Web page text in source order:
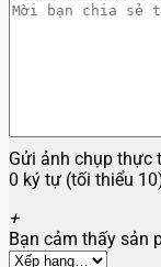
Gửi ảnh chụp thực
0 ký tự (tối thiểu
+
Bạn cảm thấy sản